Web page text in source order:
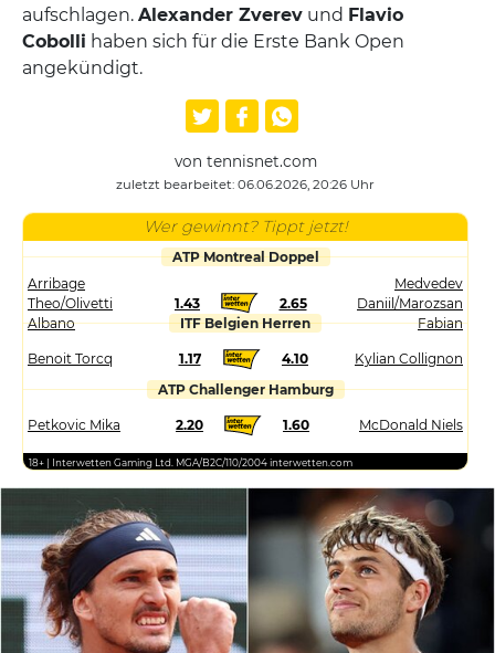
aufschlagen. Alexander Zverev und Flavio
Cobolli haben sich für die Erste Bank Open
angekündigt.
von tennisnet.com
zuletzt bearbeitet: 06.06.2026, 20:26 Uhr
Wer gewinnt? Tippt jetzt!
ATP Montreal Doppel
Arribage
Theo/Olivetti
Albano
1.43 2.65
Medvedev
Daniil/Marozsan
Fabian
ITF Belgien Herren
Benoit Torcq 1.17 4.10
Kylian Collignon
ATP Challenger Hamburg
Petkovic Mika 2.20 1.60 McDonald Niels
18+ | Interwetten Gaming Ltd. MGA/B2C/110/2004 interwetten.com